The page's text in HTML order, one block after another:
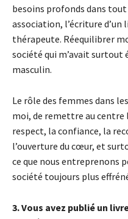
besoins profonds dans tout
association, l’écriture d’un
thérapeute. Réequilibrer
société qui m’avait surtout
masculin.
Le rôle des femmes dans
moi, de remettre au centre
respect, la confiance, la
l’ouverture du cœur, et
ce que nous entreprenons
société toujours plus
3. Vous avez publié un